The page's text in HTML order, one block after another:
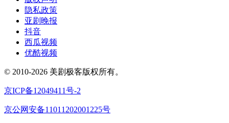
隐私政策
亚剧晚报
抖音
西瓜视频
优酷视频
© 2010-2026 美剧极客版权所有。
京ICP备12049411号-2
京公网安备11011202001225号